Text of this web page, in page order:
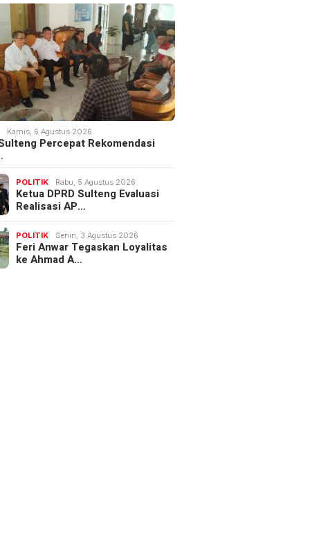
Kamis, 6 Agustus 2026
Percepat Rekomendasi
POLITIK Rabu, 5 Agustus 2026
Ketua DPRD Sulteng Evaluasi
Realisasi AP…
POLITIK Senin, 3 Agustus 2026
Feri Anwar Tegaskan Loyalitas
ke Ahmad A…